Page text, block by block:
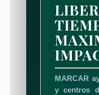
MARCAR
y centros